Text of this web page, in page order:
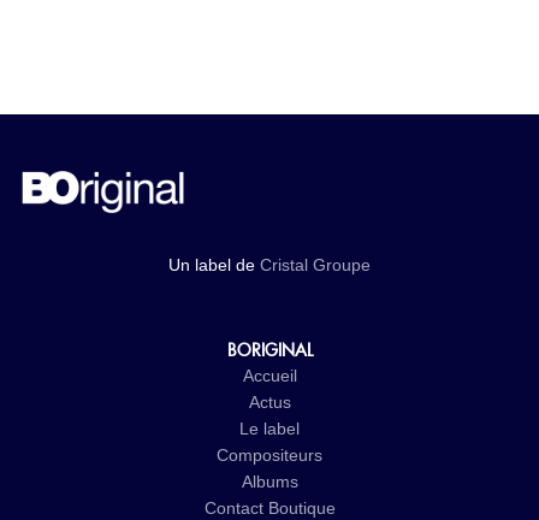
Un label de Cristal Groupe
BORIGINAL
Accueil
Actus
Le label
Compositeurs
Albums
Contact Boutique